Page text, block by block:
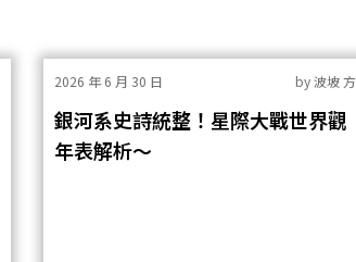
2026 年 6 月 30 日 by波坡 方
銀河系史詩統整！星際大戰世界觀
年表解析～